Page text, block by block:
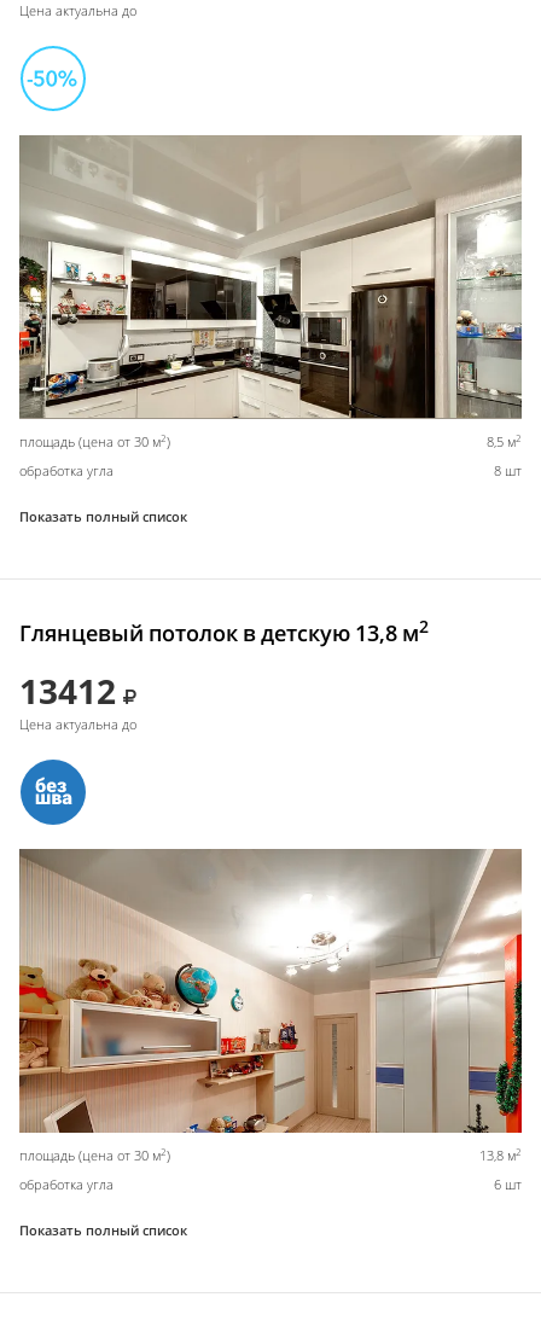
Цена актуальна до
площадь (цена от 30 м2) 8,5 м2
обработка угла 8 шт
Показать полный список
Глянцевый потолок в детскую 13,8 м2
13412
Цена актуальна до
площадь (цена от 30 м2) 13,8 м2
обработка угла 6 шт
Показать полный список